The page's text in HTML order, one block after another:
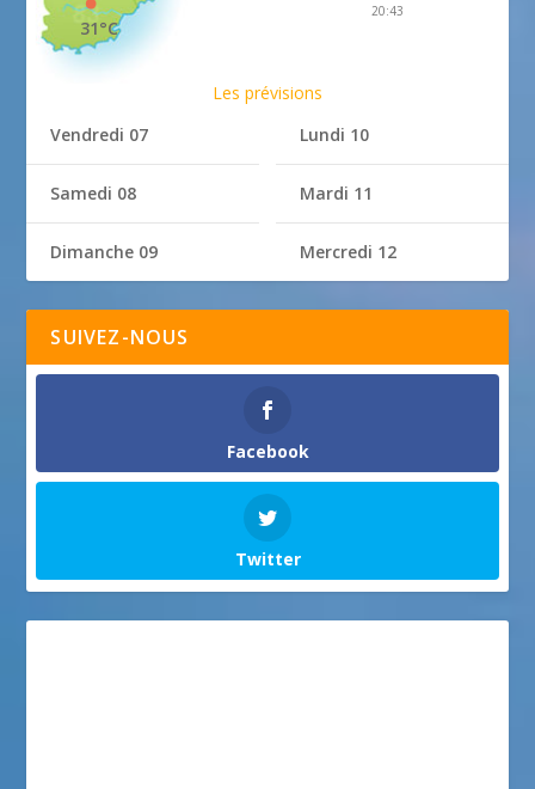
31°C
20:43
Les prévisions
Vendredi 07
Samedi 08
Dimanche 09
Lundi 10
Mardi 11
Mercredi 12
SUIVEZ-NOUS
Facebook
Twitter